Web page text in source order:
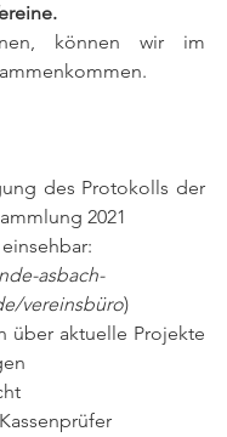
können wir im
des Protokolls der
2021
asbach-
vereinsbüro)
über aktuelle Projekte